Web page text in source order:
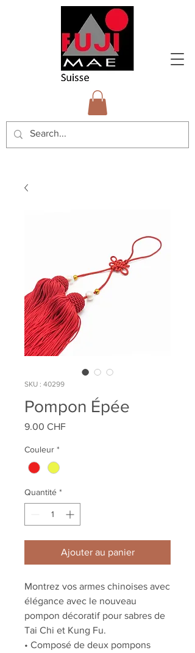
SKU : 40299
Pompon Épée
9.00 CHFPrix
Couleur *
Quantité *
Ajouter au panier
Montrez vos armes chinoises avec
élégance avec le nouveau
pompon décoratif pour sabres de
Tai Chi et Kung Fu.
• Composé de deux pompons